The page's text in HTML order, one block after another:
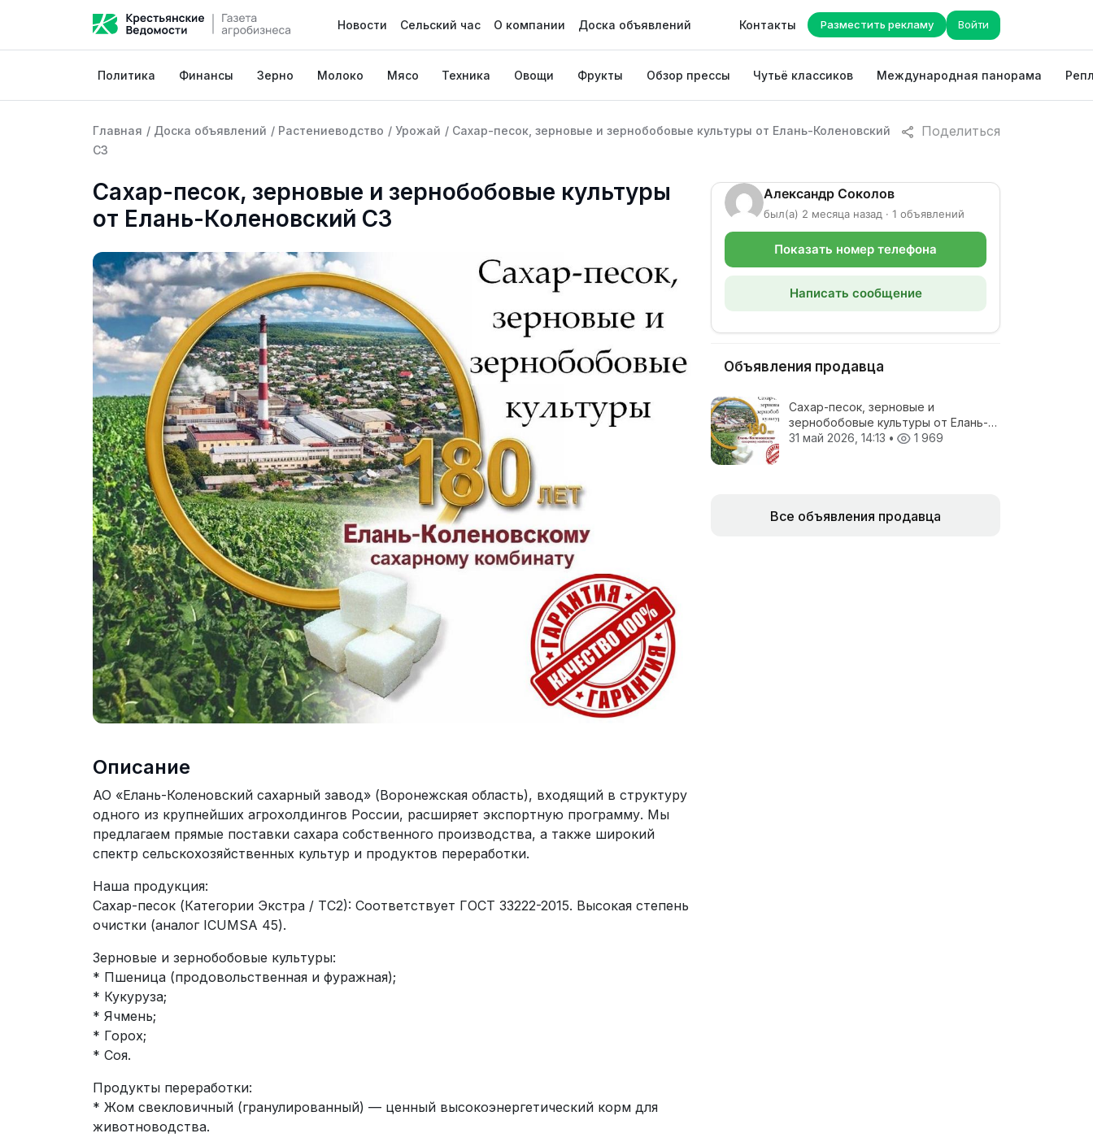
Новости Сельский час О компании Доска объявлений Контакты Разместить рекламу Войти
Политика Финансы Зерно Молоко Мясо Техника Овощи Фрукты Обзор прессы Чутьё классиков Международная панорама
Поделиться
Главная / Доска объявлений / Растениеводство / Урожай / Сахар-песок, зерновые и зернобобовые культуры от Елань-Коленовский
СЗ
Сахар-песок, зерновые и зернобобовые культуры
от Елань-Коленовский СЗ
Описание
АО «Елань-Коленовский сахарный завод» (Воронежская область), входящий в структуру
одного из крупнейших агрохолдингов России, расширяет экспортную программу. Мы
предлагаем прямые поставки сахара собственного производства, а также широкий
спектр сельскохозяйственных культур и продуктов переработки.
Наша продукция:
Сахар-песок (Категории Экстра / ТС2): Соответствует ГОСТ 33222-2015. Высокая степень
очистки (аналог ICUMSA 45).
Зерновые и зернобобовые культуры:
* Пшеница (продовольственная и фуражная);
* Кукуруза;
* Ячмень;
* Горох;
* Соя.
Продукты переработки:
* Жом свекловичный (гранулированный) — ценный высокоэнергетический корм для
животноводства.
Александр Соколов
был(а) 2 месяца назад · 1 объявлений
Показать номер телефона
Написать сообщение
Объявления продавца
Сахар-песок, зерновые и
зернобобовые культуры от Елань-
Коленовский СЗ
31 май 2026, 14:13 • 1 969
Все объявления продавца